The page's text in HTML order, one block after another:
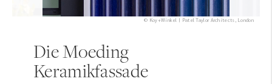
© Koy+Winkel | Patel Taylor Architects, London
Die Moeding
Keramikfassade